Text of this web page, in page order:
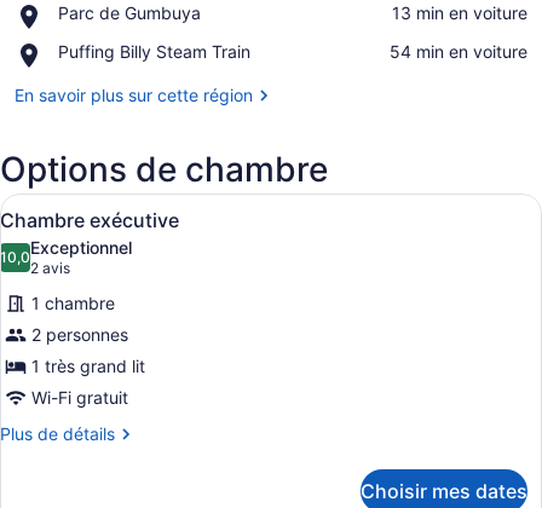
G215
Reserve
Parc de Gumbuya
Place,
de
‪13 min en voiture‬
Puffing Billy Steam Train
Place,
Billy
‪54 min en voiture‬
En savoir plus sur cette région
Options de chambre
Afficher
toutes
les
photos
pour
ce
type
de
chambre :
Une chambre d’hôtel avec un
8
Chambre exécutive
10,010,0 sur 10
Exceptionnel
2 avis
(2 avis)
1 chambre
2 personnes
1 très grand lit
Wi-Fi gratuit
Plus de détails
Plus
Choisir mes dates